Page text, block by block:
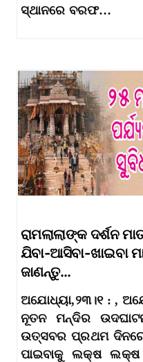
ସ୍ଥାନରେ ବରଫ…
ରାମଲାଲାଙ୍କ ଦର୍ଶନ
ଯିବା-ଆସିବା-ଖାଇବା
ଜାଣନ୍ତୁ…
ଅଯୋଧ୍ୟା,୨୩।୧ : ,
ନୂତନ ମନ୍ଦିର
ଉତ୍ସବର ପ୍ରଥମ ଦିନରେ
ପାଇବାକୁ ଲକ୍ଷ